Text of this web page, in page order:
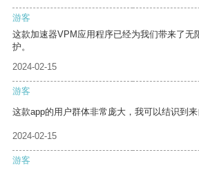
游客
这款加速器VPM应用程序已经为我们带来了无
护。
2024-02-15
游客
这款app的用户群体非常庞大，我可以结识到来
2024-02-15
游客